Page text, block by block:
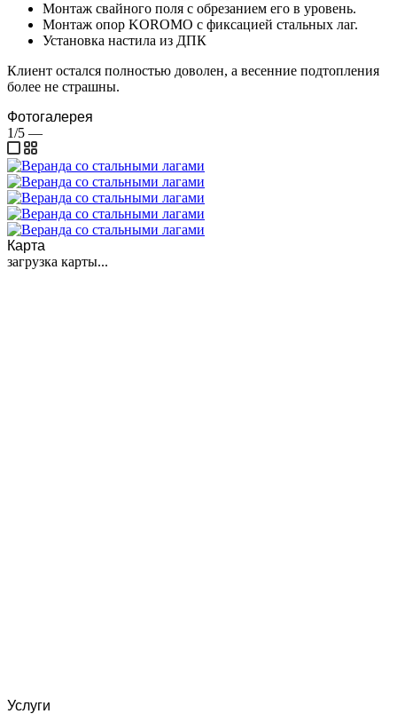
Монтаж свайного поля с обрезанием его в уровень.
Монтаж опор KOROMO с фиксацией стальных лаг.
Установка настила из ДПК
Клиент остался полностью доволен, а весенние подтопления
более не страшны.
Фотогалерея
1/5 —
Карта
загрузка карты...
Услуги